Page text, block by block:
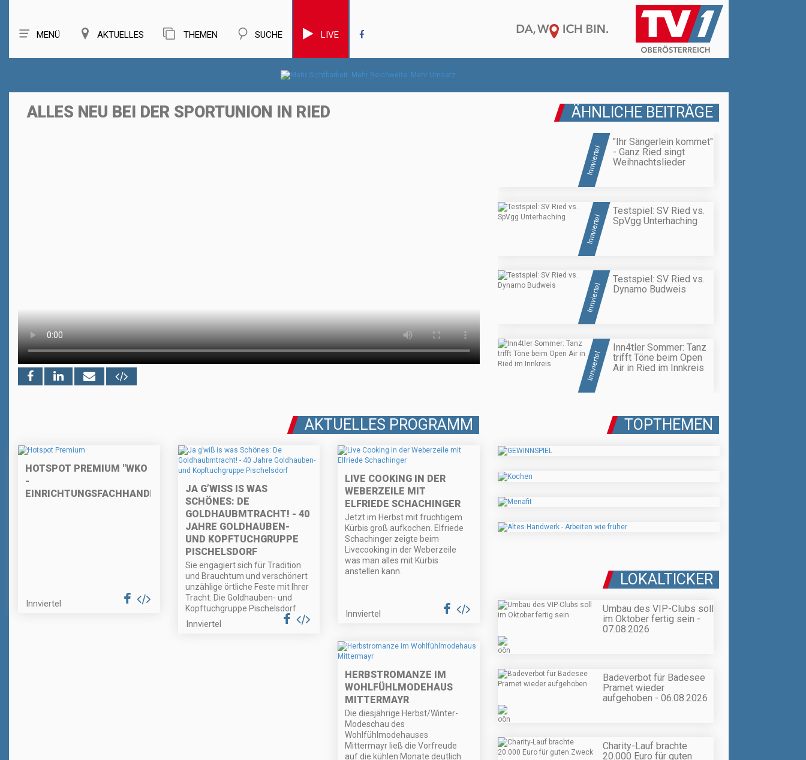
MENÜ AKTUELLES THEMEN SUCHE LIVE
ALLES NEU BEI DER SPORTUNION IN RIED ÄHNLICHE BEITRÄGE
Innviertel
"Ihr Sängerlein kommet"
- Ganz Ried singt
Weihnachtslieder
Innviertel
Testspiel: SV Ried vs.
SpVgg Unterhaching
Innviertel
Testspiel: SV Ried vs.
Dynamo Budweis
Innviertel
Inn4tler Sommer: Tanz
trifft Töne beim Open
Air in Ried im Innkreis
AKTUELLES PROGRAMM
HOTSPOT PREMIUM "WKO
-
EINRICHTUNGSFACHHANDEL"
Innviertel
JA G’WISS IS WAS S
CHÖNES: DE G
OLDHAUBMTRACHT! - 40 J
AHRE GOLDHAUBEN- U
ND KOPFTUCHGRUPPE P
ISCHELSDORF
Sie engagiert sich für Tradition
und Brauchtum und verschönert
unzählige örtliche Feste mit Ihrer
Tracht: Die Goldhauben- und
Kopftuchgruppe Pischelsdorf.
Innviertel
LIVE COOKING IN DER
WEBERZEILE MIT
ELFRIEDE SCHACHINGER
Jetzt im Herbst mit fruchtigem
Kürbis groß aufkochen. Elfriede
Schachinger zeigte beim
Livecooking in der Weberzeile
was man alles mit Kürbis
anstellen kann.
Innviertel
HERBSTROMANZE IM
WOHLFÜHLMODEHAUS
MITTERMAYR
Die diesjährige Herbst/Winter-
Modeschau des
Wohlfühlmodehauses
Mittermayr ließ die Vorfreude
auf die kühlen Monate deutlich
TOPTHEMEN
LOKALTICKER
Umbau des VIP-Clubs soll
im Oktober fertig sein -
07.08.2026
Badeverbot für Badesee
Pramet wieder
aufgehoben - 06.08.2026
Charity-Lauf brachte
20.000 Euro für guten